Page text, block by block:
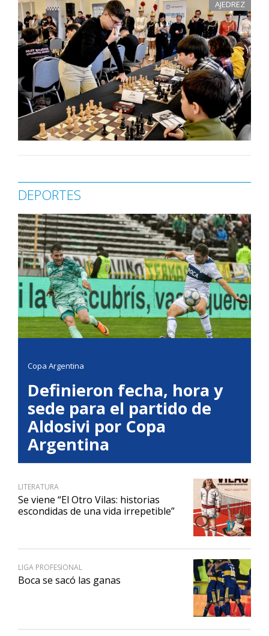
AJEDREZ
DEPORTES
Copa Argentina
Definieron fecha, hora y
sede para el partido de
Aldosivi por Copa
Argentina
LITERATURA
Se viene “El Otro Vilas: historias
escondidas de una vida irrepetible”
LIGA PROFESIONAL
Boca se sacó las ganas